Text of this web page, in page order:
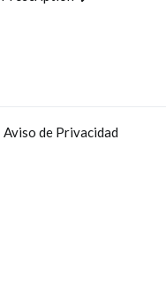
Aviso de Privacidad